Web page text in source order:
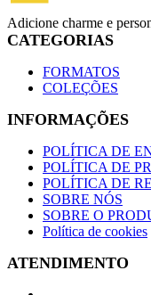
Adicione charme e
CATEGORIAS
FORMATOS
COLEÇÕES
INFORMAÇÕES
POLÍTICA DE
POLÍTICA DE
POLÍTICA DE
SOBRE NÓS
SOBRE O
Política de cookies
ATENDIMENTO